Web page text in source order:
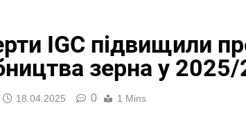
IGC підвищили
зерна у
18.04.2025 0 1 Mins